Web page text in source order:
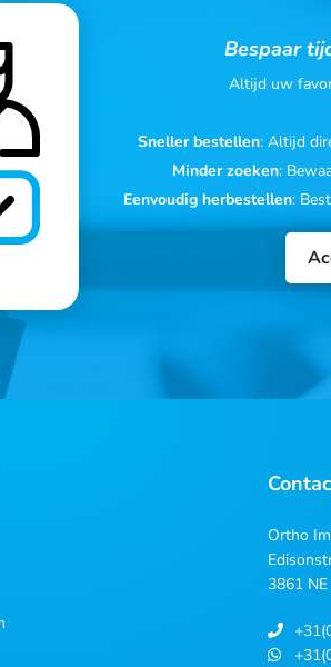
Bespaar
Altijd uw
Sneller bestellen: Altijd
Minder zoeken:
Eenvoudig herbestellen:
Ortho
3861